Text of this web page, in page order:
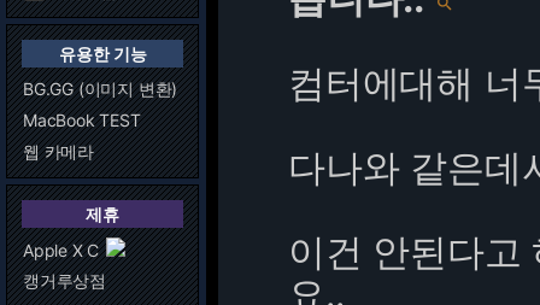
유용한 기능
BG.GG (이미지 변환)
MacBook TEST
웹 카메라
제휴
Apple X C
캥거루상점
컴터에대해 너
다나와 같은데
이건 안된다고
요..